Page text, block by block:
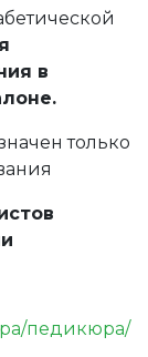
в
только
педикюра/